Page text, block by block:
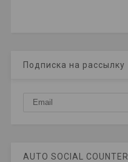
Подписка на рассылку
AUTO SOCIAL COUNTER